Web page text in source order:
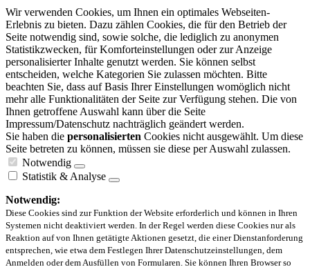
Wir verwenden Cookies, um Ihnen ein optimales Webseiten-
Erlebnis zu bieten. Dazu zählen Cookies, die für den Betrieb der
Seite notwendig sind, sowie solche, die lediglich zu anonymen
Statistikzwecken, für Komforteinstellungen oder zur Anzeige
personalisierter Inhalte genutzt werden. Sie können selbst
entscheiden, welche Kategorien Sie zulassen möchten. Bitte
beachten Sie, dass auf Basis Ihrer Einstellungen womöglich nicht
mehr alle Funktionalitäten der Seite zur Verfügung stehen. Die von
Ihnen getroffene Auswahl kann über die Seite
Impressum/Datenschutz nachträglich geändert werden.
Sie haben die personalisierten Cookies nicht ausgewählt. Um diese
Seite betreten zu können, müssen sie diese per Auswahl zulassen.
Notwendig
Statistik & Analyse
Notwendig:
Diese Cookies sind zur Funktion der Website erforderlich und können in Ihren
Systemen nicht deaktiviert werden. In der Regel werden diese Cookies nur als
Reaktion auf von Ihnen getätigte Aktionen gesetzt, die einer Dienstanforderung
entsprechen, wie etwa dem Festlegen Ihrer Datenschutzeinstellungen, dem
Anmelden oder dem Ausfüllen von Formularen. Sie können Ihren Browser so